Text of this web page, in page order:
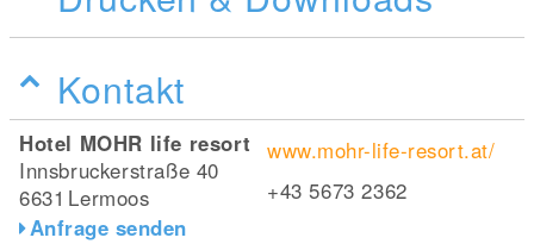
Kontakt
Hotel MOHR life resort
Innsbruckerstraße 40
6631 Lermoos
Anfrage senden
www.mohr-life-resort.at/
+43 5673 2362